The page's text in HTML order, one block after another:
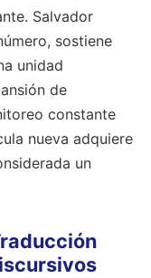
Salvador
sostiene
unidad
de
constante
nueva adquiere
un